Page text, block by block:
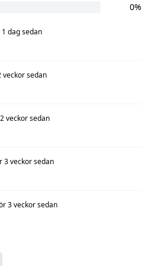
0%
dag sedan
veckor sedan
veckor sedan
3 veckor sedan
3 veckor sedan